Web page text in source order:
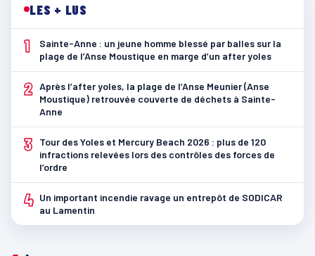
LES + LUS
1
Sainte-Anne : un jeune homme blessé par balles sur la
plage de l’Anse Moustique en marge d’un after yoles
2 Après l’after yoles, la plage de l’Anse Meunier (Anse
Moustique) retrouvée couverte de déchets à Sainte-
Anne
3
Tour des Yoles et Mercury Beach 2026 : plus de 120
infractions relevées lors des contrôles des forces de
l’ordre
4 Un important incendie ravage un entrepôt de SODICAR
au Lamentin